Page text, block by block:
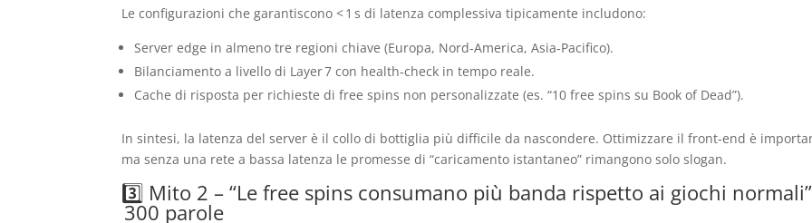
Le configurazioni che garantiscono < 1 s di latenza complessiva tipicamente includono:
Server edge in almeno tre regioni chiave (Europa, Nord‑America, Asia‑Pacifico).
Bilanciamento a livello di Layer 7 con health‑check in tempo reale.
Cache di risposta per richieste di free spins non personalizzate (es. “10 free spins su Book of Dead”).
In sintesi, la latenza del server è il collo di bottiglia più difficile da nascondere. Ottimizzare il front‑end è
ma senza una rete a bassa latenza le promesse di “caricamento istantaneo” rimangono solo slogan.
3️⃣ Mito 2 – “Le free spins consumano più banda rispetto ai giochi
300 parole